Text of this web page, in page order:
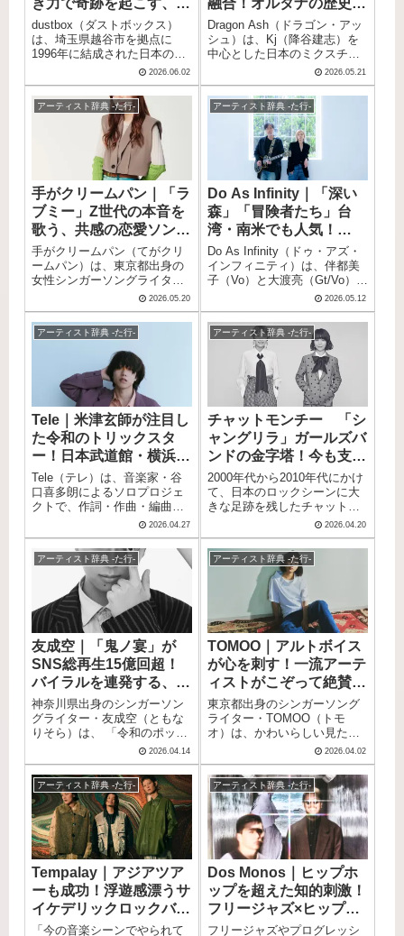
ル、おすすめ曲をまとめてご
紹介します。
け、現在では海外メディアか
ら「カテゴライズ不能」と称
されるほどの独自性を持ちま
す。 X JAPANのYOSHIKIプロ
デュースによるメジャーデビ
ュー後、欧米のロックフェス
（Kerrang!主催ツアー、
Download Festival、Rock am
Ring等）への参加、MTVが選
ぶ「トップ25メタル・ビデ
オ」グランプリ獲得、グラミ
ー賞公式サイトへの紹介記事
掲載と、日本語の歌詞を武器
に世界の音楽シーンで確固た
る地位を築いてきました。 こ
の記事では、そんなDIR EN
GREYのプロフィール・来
歴・おすすめ楽曲をご紹介し
ます。
SATELLITESの中野雅之をプ
ロデューサーに迎えた「My
Generation」はロックとエレ
クトロの融合で新機軸を打ち
出しました。 Fender Next
2024選出、ソニー・ミュージ
ックレーベルズからのメジャ
ーデビューと、歩みは着実に
広がっています。 本記事で
は、w.o.d.の魅力や来歴、そし
てぜひ聴いてほしいおすすめ
の名曲をご紹介します。
き力で奇跡を起こす、越
谷発メロコアバンド
dustbox（ダストボックス）
は、埼玉県越谷市を拠点に
1996年に結成された日本のメ
ロディックパンクバンドで
す。 SUGAの透き通った歌声
とメロディへのこだわり、疾
走感あふれるサウンドが
「dustboxにしか出せない音」
として確立され、29年以上に
わたって日本のメロコアシー
ンの重要な存在であり続けて
います。 結成25周年に10-
FEET、HEY-SMITH、04
Limited Sazabys、SHANKら
22組が参加したトリビュート
アルバム「Timeless Melodies
- a tribute to dustbox -」をリ
リース。 バンドが後続のアー
ティストたちに与えてきた影
響の大きさが公式に証明され
ています。 この記事では、そ
んなdustboxのプロフィール・
来歴・おすすめ楽曲をまとめ
てご紹介します。
2026.06.02
融合！オルタナの歴史を
塗り替えた、日本ミクス
チャーの旗手
Dragon Ash（ドラゴン・アッ
シュ）は、Kj（降谷建志）を
中心とした日本のミクスチャ
ーロックバンドです。 ロッ
ク・パンク・ヒップホップ・
レゲエ・エレクトロニカ・ラ
テンなど多様な音楽ジャンル
を縦横無尽に融合したサウン
ドで、1990年代末から2000年
代にかけての日本の音楽シー
ンを大きく塗り替えました。
「ROCK IN JAPAN
FESTIVAL」の歴代全出演バ
ンドの中でも屈指の出演回数
を誇り、RUSH BALLや京都大
作戦には開催当初からライン
ナップされ続けるなど、フェ
スシーンの重鎮としての地位
を長年保ち続けています。 こ
の記事では、そんなDragon
Ashのプロフィール・来歴・
おすすめ楽曲をまとめてご紹
介します。
2026.05.21
アーティスト辞典 -た行-
手がクリームパン｜「ラ
ブミー」Z世代の本音を
歌う、共感の恋愛ソング
シンガー
手がクリームパン（てがクリ
ームパン）は、東京都出身の
女性シンガーソングライター
です。 愛称は「クリパンちゃ
ん」。 「音楽を通して心に寄
り添う」というコンセプトを
掲げ、「Z世代の代弁者」とし
て恋愛の本音・喜び・切なさ
を等身大の言葉で届けていま
す。 TBSドラマのオープニン
グテーマ担当、LINE MUSIC
リアルタイムランキング2位、
渋谷でのワンマンライブ開催
と、着実にその歩みを広げて
いる注目のアーティストで
す。 この記事では、そんな手
がクリームパンのプロフィー
ル・来歴・おすすめ楽曲をま
とめてご紹介します。
2026.05.20
アーティスト辞典 -た行-
Do As Infinity｜「深い
森」「冒険者たち」台
湾・南米でも人気！
avex traxが誇る男女デ
ュオ
Do As Infinity（ドゥ・アズ・
インフィニティ）は、伴都美
子（Vo）と大渡亮（Gt/Vo）か
らなる男女2人組ロックバンド
です。 デビュー前から渋谷ハ
チ公前を中心に全国各地で路
上ライブを100回以上行い、そ
の熱量のままメジャーデビュ
ー。 リリースする楽曲の多く
がヒットチャートを賑わせ、
ベストアルバムはミリオンセ
ラーを達成しました。 「犬夜
叉」のアニメ主題歌を複数担
当したことでアニメファンか
らの絶大な支持も集め、台
湾・南米・東南アジアなど国
際的な人気も誇ります。 解散
と再結成を経て、デビュー26
年を迎えた現在もオリジナル
アルバムをリリースし続け
る、J-POPシーンの真の実力
者です。 この記事では、そん
なDo As Infinityのプロフィー
ル・来歴・おすすめ楽曲をま
とめてご紹介します。
2026.05.12
アーティスト辞典 -た行-
Tele｜米津玄師が注目し
た令和のトリックスタ
ー！日本武道館・横浜ア
リーナへ駆け上がった新
世代
Tele（テレ）は、音楽家・谷
口喜多朗によるソロプロジェ
クトで、作詞・作曲・編曲の
すべてを谷口ひとりが手がけ
ています。 コロナ禍の中、元
日のFM802オンエアからひっ
そりと活動を再始動させたこ
のプロジェクトは、Spotifyの
人気プレイリストへの選出
や、Spotify Early Noise 2023
への選定をきっかけに早耳の
リスナーたちの心を一気につ
かみました。 テレビ朝日
「EIGHT-JAM」での米津玄師
特集で、米津本人が「最近聴
いているアーティスト」とし
てTeleの名を挙げたことも大
きな話題となりました。 この
記事では、そんなTeleのプロ
フィール・来歴・おすすめ楽
曲をまとめてご紹介します。
2026.04.27
アーティスト辞典 -た行-
チャットモンチー 「シ
ャングリラ」ガールズバ
ンドの金字塔！今も支持
される平成ガールズロッ
ク
2000年代から2010年代にかけ
て、日本のロックシーンに大
きな足跡を残したチャットモ
ンチー。徳島県出身の彼女た
ちは、疾走感あふれるサウン
ドと瑞々しい感性で多くのフ
ァンを魅了し、「ガールズバ
ンドの代名詞的存在」として
今なお愛され続けています。
「シャングリラ」や「染まる
よ」といった名曲は、アニメ
やドラマの主題歌として起用
され、音楽シーンに大きなイ
ンパクトを与えました。メン
バーチェンジを経ながらも常
に進化し続けた彼女たちの音
楽は、解散から数年が経った
現在でも色褪せることなく輝
いています。今回は、チャッ
トモンチーの来歴から人気楽
曲まで、その魅力を余すこと
なくご紹介します。
2026.04.20
アーティスト辞典 -た行-
友成空｜「鬼ノ宴」が
SNS総再生15億回超！
バイラルを連発する、神
奈川発・Z世代シンガー
神奈川県出身のシンガーソン
グライター・友成空（ともな
りそら）は、 「令和のポップ
キラー」という異名を持つ
2002年生まれの若手アーティ
ストです。 作詞・作曲・アレ
ンジはもちろん、アートワー
クのイラストまですべてを自
分でこなすマルチな才能が音
楽ファンの注目を集めていま
す。 TikTokへ投稿した「鬼ノ
宴」のデモが約1ヶ月で250万
回再生され、その後の公式リ
リースでもストリーミング再
生1.6億回・SNS関連コンテン
2026.04.14
アーティスト辞典 -た行-
TOMOO｜アルトボイス
が心を刺す！一流アーテ
ィストがこぞって絶賛す
る新進気鋭の女性アーテ
ィスト
東京都出身のシンガーソング
ライター・TOMOO（トモ
オ）は、かわいらしい見た目
とはギャップのある、低く深
みのあるアルトボイスで多く
のリスナーを惹きつけている
注目アーティストです。 テレ
ビ朝日系「EIGHT-JAM」の年
間ベスト企画でいしわたり淳
治が年間1位に「Super Ball」
を選び、蔦谷好位置が2位に
「Grapefruit Moon」を選んだ
ことで一気に知名度が広がり
ました。 Official髭男dismの藤
原聡やYOASOBIの幾田りらと
2026.04.02
アーティスト辞典 -た行-
Tempalay｜アジアツア
ーも成功！浮遊感漂うサ
イケデリックロックバン
ド
「今の音楽シーンでやられて
アーティスト辞典 -た行-
Dos Monos｜ヒップホ
ップを超えた知的刺激！
フリージャズ×ヒップホ
ップの東京発オルタナラ
フリージャズやプログレッシ